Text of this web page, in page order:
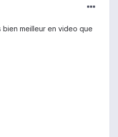
meilleur en video que